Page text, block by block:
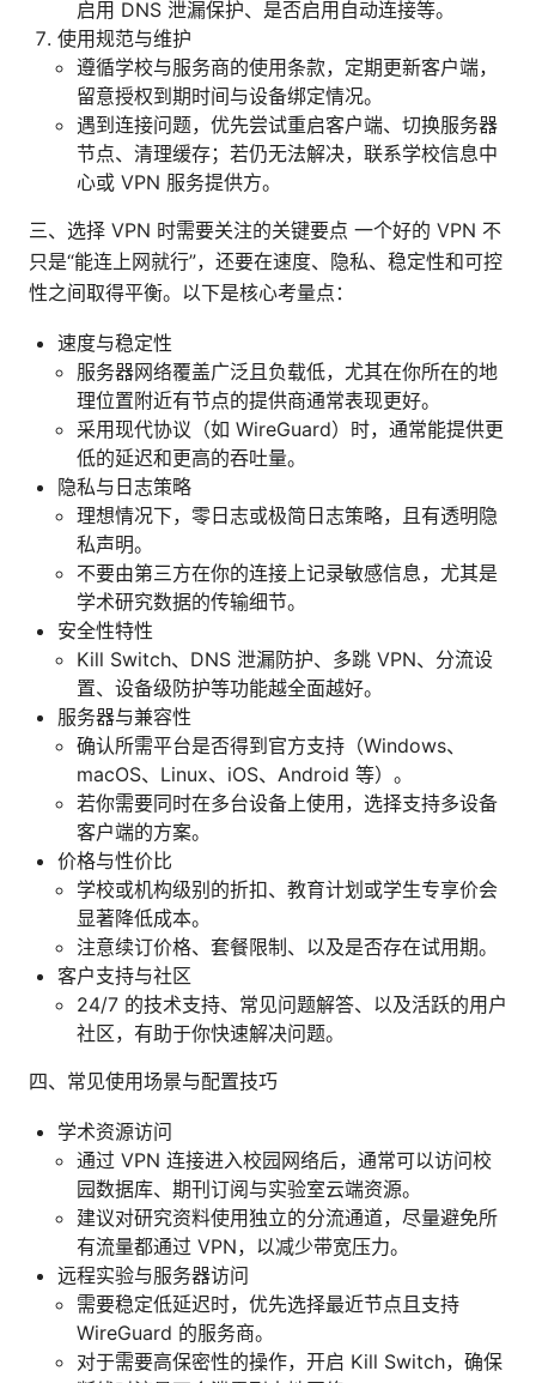
启用 DNS 泄漏保护、是否启用自动连接等。
使用规范与维护
遵循学校与服务商的使用条款，定期更新客户端，
留意授权到期时间与设备绑定情况。
遇到连接问题，优先尝试重启客户端、切换服务器
节点、清理缓存；若仍无法解决，联系学校信息中
心或 VPN 服务提供方。
三、选择 VPN 时需要关注的关键要点 一个好的 VPN 不
只是“能连上网就行”，还要在速度、隐私、稳定性和可控
性之间取得平衡。以下是核心考量点：
速度与稳定性
服务器网络覆盖广泛且负载低，尤其在你所在的地
理位置附近有节点的提供商通常表现更好。
采用现代协议（如 WireGuard）时，通常能提供更
低的延迟和更高的吞吐量。
隐私与日志策略
理想情况下，零日志或极简日志策略，且有透明隐
私声明。
不要由第三方在你的连接上记录敏感信息，尤其是
学术研究数据的传输细节。
安全性特性
Kill Switch、DNS 泄漏防护、多跳 VPN、分流设
置、设备级防护等功能越全面越好。
服务器与兼容性
确认所需平台是否得到官方支持（Windows、
macOS、Linux、iOS、Android 等）。
若你需要同时在多台设备上使用，选择支持多设备
客户端的方案。
价格与性价比
学校或机构级别的折扣、教育计划或学生专享价会
显著降低成本。
注意续订价格、套餐限制、以及是否存在试用期。
客户支持与社区
24/7 的技术支持、常见问题解答、以及活跃的用户
社区，有助于你快速解决问题。
四、常见使用场景与配置技巧
学术资源访问
通过 VPN 连接进入校园网络后，通常可以访问校
园数据库、期刊订阅与实验室云端资源。
建议对研究资料使用独立的分流通道，尽量避免所
有流量都通过 VPN，以减少带宽压力。
远程实验与服务器访问
需要稳定低延迟时，优先选择最近节点且支持
WireGuard 的服务商。
对于需要高保密性的操作，开启 Kill Switch，确保